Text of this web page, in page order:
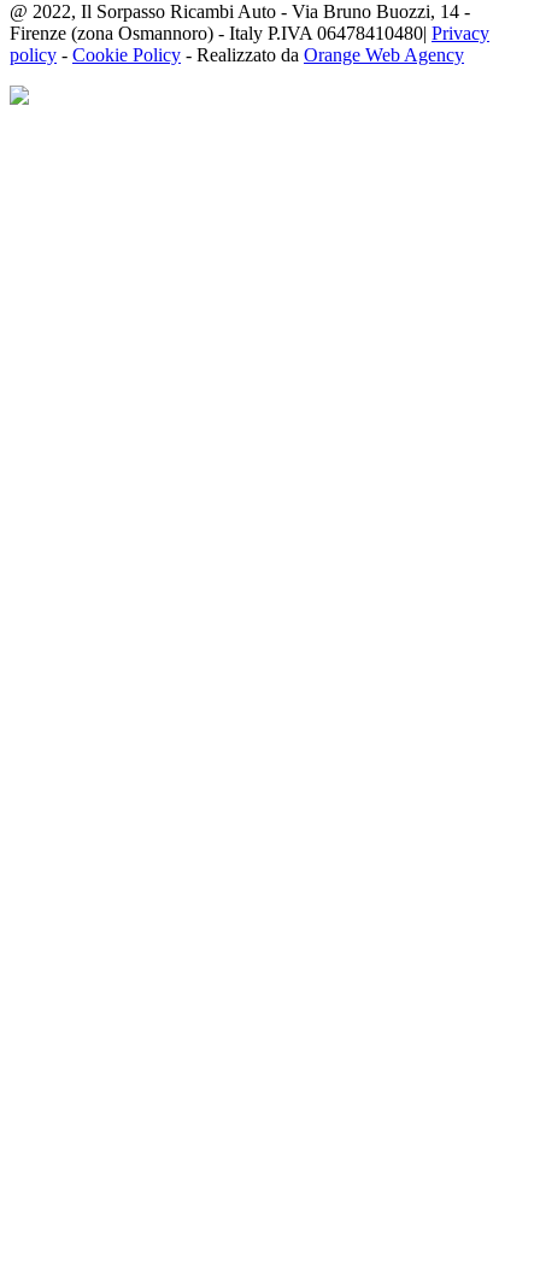
@ 2022, Il Sorpasso Ricambi Auto - Via Bruno Buozzi, 14 -
Firenze (zona Osmannoro) - Italy P.IVA 06478410480| Privacy
policy - Cookie Policy - Realizzato da Orange Web Agency